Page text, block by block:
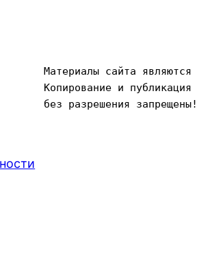
Материалы сайта являются
Копирование и публикация
без разрешения запрещены!